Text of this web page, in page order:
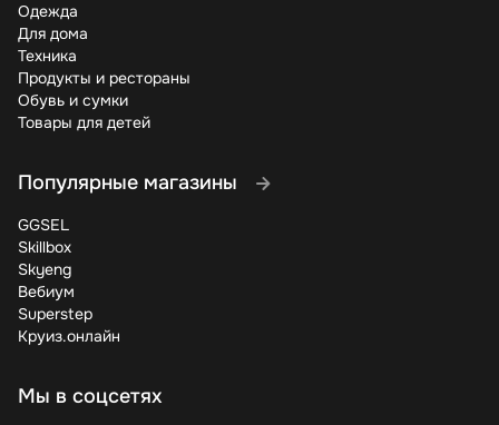
Одежда
Для дома
Техника
Продукты и рестораны
Обувь и сумки
Товары для детей
Популярные магазины
GGSEL
Skillbox
Skyeng
Вебиум
Superstep
Круиз.онлайн
Мы в соцсетях